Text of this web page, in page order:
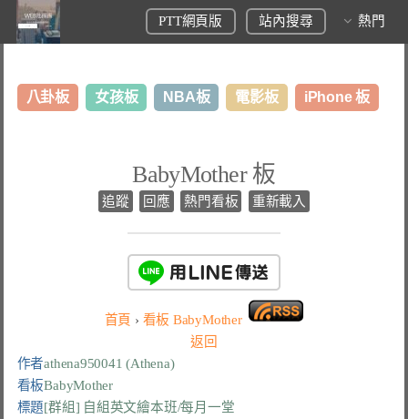
PTT網頁版 站內搜尋 熱門
八卦板 女孩板 NBA板 電影板 iPhone 板
BabyMother 板
追蹤 回應 熱門看板 重新載入
首頁 › 看板 BabyMother
返回
作者athena950041 (Athena)
看板BabyMother
標題[群組] 自組英文繪本班/每月一堂